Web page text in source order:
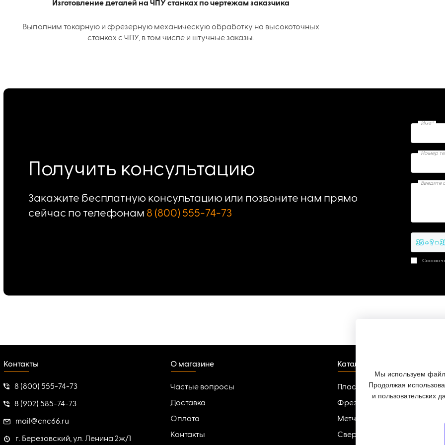
Изготовление деталей на ЧПУ станках по чертежам заказчика
Выполним токарную и фрезерную механическую обработку на высокоточных
станках с ЧПУ, в том числе и штучные заказы.
Получить консультацию
Закажите бесплатную консультацию или позвоните нам прямо
сейчас по телефонам 8 (800) 555-74-73
Имя*
Номер
Введите
35 + ? =
Контакты
8 (800) 555-74-73
8 (902) 585-74-73
mail@cnc66.ru
г. Березовский, ул. Ленина 2ж/1
О магазине
Частые вопросы
Доставка
Оплата
Контакты
Каталог
Пластины твердосплавные
Фрезы
Метчики
Сверла
Мы используем
Продолжая
и пользовательских